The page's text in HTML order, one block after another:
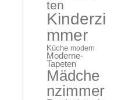
ten
Kinderzi
mmer
Küche modern
Moderne-
Tapeten
Mädche
nzimmer